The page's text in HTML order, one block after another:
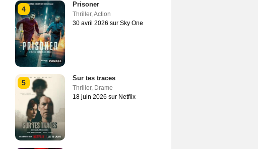
4
Prisoner
Thriller,Action
30 avril 2026 sur Sky One
5
Sur tes traces
Thriller, Drame
18 juin 2026 sur Netflix